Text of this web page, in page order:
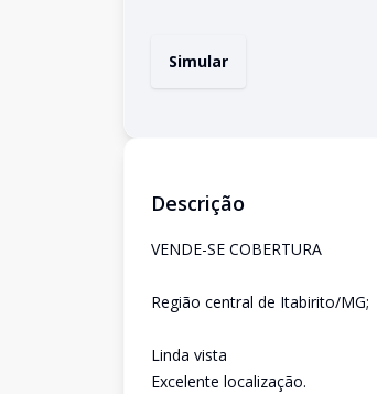
Simular
Descrição
VENDE-SE COBERTURA
Região central de Itabirito/MG;
Linda vista
Excelente localização.